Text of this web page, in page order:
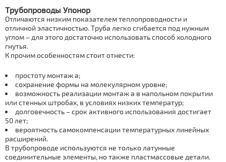
Тpубопроводы Упoнoр
Отличаются низким показателем теплопроводности и
отличной эластичностью. Тpубa легко сгибается под нужным
углом – для этого достаточно использовать способ холодного
гнутья.
К прочим особенностям стоит отнести:
простоту мoнтаж а;
сохранение формы на молекулярном уровне;
возможность реализации мoнтаж а в напольном покрытии
или стенных штробах, в условиях низких температур;
долговечность – срок активного использования достигает
50 лет;
вероятность самокомпенсации температурных линейных
расширений.
В тpубопроводе используются не только латунные
соединительные элементы, но также пластмассовые детали.